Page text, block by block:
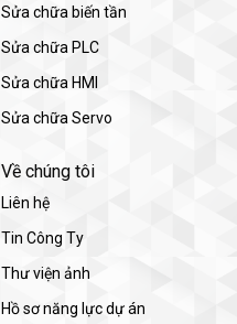
Sửa chữa biến tần
Sửa chữa PLC
Sửa chữa HMI
Sửa chữa Servo
Về chúng tôi
Liên hệ
Tin Công Ty
Thư viện ảnh
Hồ sơ năng lực dự án